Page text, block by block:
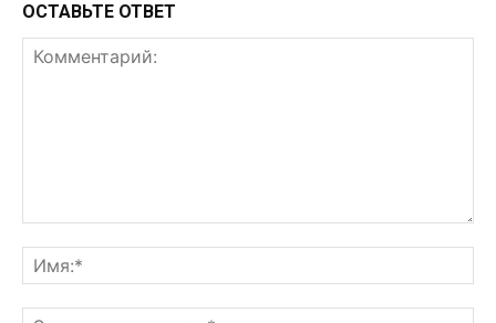
ОСТАВЬТЕ ОТВЕТ